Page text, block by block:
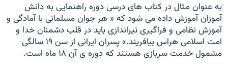
به عنوان مثال در کتاب های درسی دوره راهنمایی به دانش
آموزان آموزش داده می شود که « هر جوان مسلمانی با آمادگی و
آموزش نظامی و فراگیری تیراندازی باید در قلب دشمنان خدا و
امت اسلامی هراس بیافریند.» پسران ایرانی از سن ۱۹ سالگی
مشمول خدمت سربازی هستند که دوره ی آن ۱۸ ماه است.